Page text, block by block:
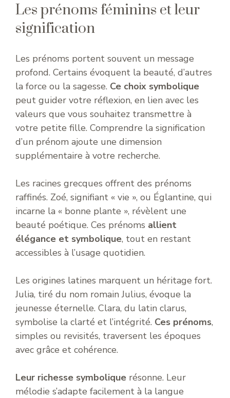
Les prénoms féminins et leur
signification
Les prénoms portent souvent un message
profond. Certains évoquent la beauté, d’autres
la force ou la sagesse. Ce choix symbolique
peut guider votre réflexion, en lien avec les
valeurs que vous souhaitez transmettre à
votre petite fille. Comprendre la signification
d’un prénom ajoute une dimension
supplémentaire à votre recherche.
Les racines grecques offrent des prénoms
raffinés. Zoé, signifiant « vie », ou Églantine, qui
incarne la « bonne plante », révèlent une
beauté poétique. Ces prénoms allient
élégance et symbolique, tout en restant
accessibles à l’usage quotidien.
Les origines latines marquent un héritage fort.
Julia, tiré du nom romain Julius, évoque la
jeunesse éternelle. Clara, du latin clarus,
symbolise la clarté et l’intégrité. Ces prénoms,
simples ou revisités, traversent les époques
avec grâce et cohérence.
Leur richesse symbolique résonne. Leur
mélodie s’adapte facilement à la langue